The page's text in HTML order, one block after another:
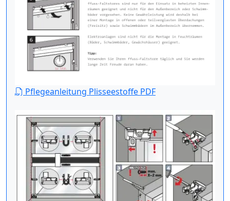
Pflegeanleitung Plisseestoffe PDF